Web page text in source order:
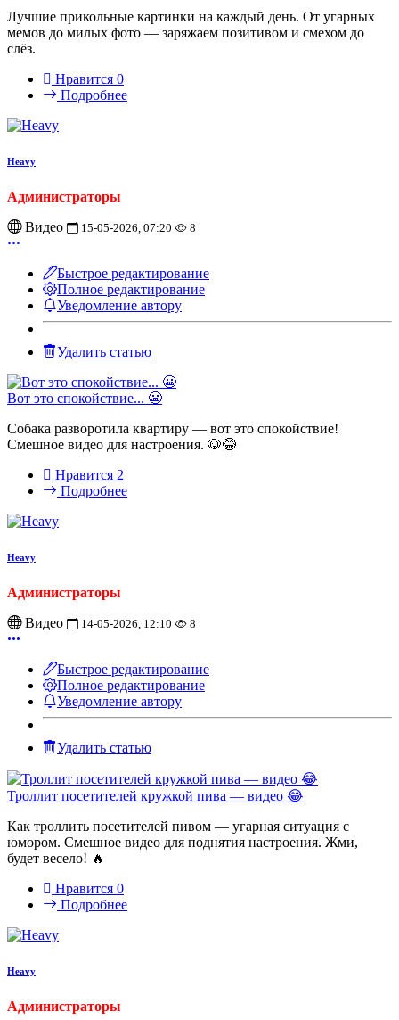
Лучшие прикольные картинки на каждый день. От угарных
мемов до милых фото — заряжаем позитивом и смехом до
слёз.
Нравится 0
Подробнее
Heavy
Администраторы
Видео
15-05-2026, 07:20 8
Быстрое редактирование
Полное редактирование
Уведомление автору
Удалить статью
Вот это спокойствие... 😬
Собака разворотила квартиру — вот это спокойствие!
Смешное видео для настроения. 🐶😂
Нравится 2
Подробнее
Heavy
Администраторы
Видео
14-05-2026, 12:10 8
Быстрое редактирование
Полное редактирование
Уведомление автору
Удалить статью
Троллит посетителей кружкой пива — видео 😂
Как троллить посетителей пивом — угарная ситуация с
юмором. Смешное видео для поднятия настроения. Жми,
будет весело! 🔥
Нравится 0
Подробнее
Heavy
Администраторы